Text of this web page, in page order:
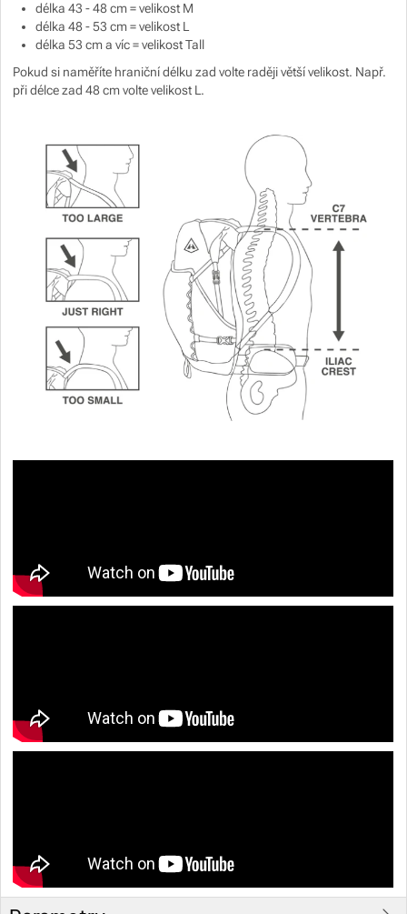
délka 43 - 48 cm = velikost M
délka 48 - 53 cm = velikost L
délka 53 cm a víc = velikost Tall
Pokud si naměříte hraniční délku zad volte raději větší velikost. Např.
při délce zad 48 cm volte velikost L.